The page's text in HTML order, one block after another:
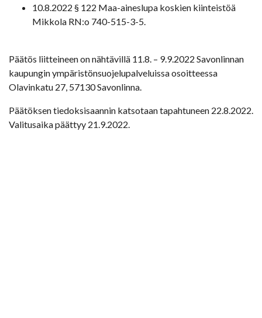
10.8.2022 § 122 Maa-aineslupa koskien kiinteistöä
Mikkola RN:o 740-515-3-5.
Päätös liitteineen on nähtävillä 11.8. – 9.9.2022 Savonlinnan
kaupungin ympäristönsuojelupalveluissa osoitteessa
Olavinkatu 27, 57130 Savonlinna.
Päätöksen tiedoksisaannin katsotaan tapahtuneen 22.8.2022.
Valitusaika päättyy 21.9.2022.